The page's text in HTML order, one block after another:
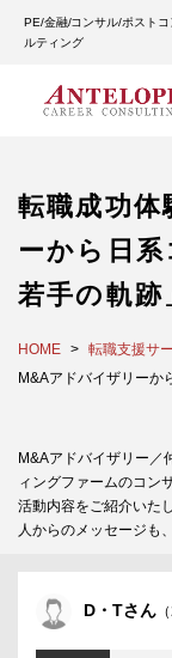
PE/金融/コンサル/ポスト
ルティング
転職成功体
ーから日
若手の軌跡
HOME 転職支援サ
M&Aアドバイザリーか
M&Aアドバイザリー／
ィングファームのコン
活動内容をご紹介いた
人からのメッセージも
D・Tさん